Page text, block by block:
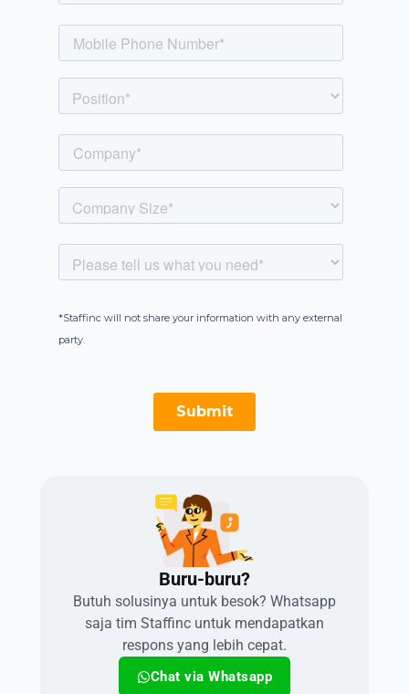
Buru-buru?​
Butuh solusinya untuk besok? Whatsapp
saja tim Staffinc untuk mendapatkan
respons yang lebih cepat.
Chat via Whatsapp